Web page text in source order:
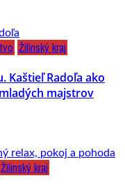
Žilinský kraj
Kaštieľ Radoľa ako
majstrov
Žilinský kraj